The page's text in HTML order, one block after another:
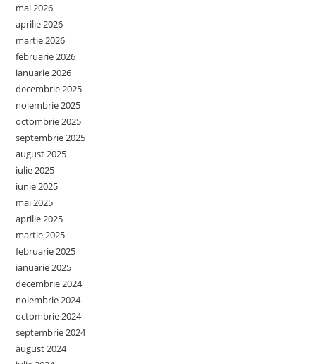
mai 2026
aprilie 2026
martie 2026
februarie 2026
ianuarie 2026
decembrie 2025
noiembrie 2025
octombrie 2025
septembrie 2025
august 2025
iulie 2025
iunie 2025
mai 2025
aprilie 2025
martie 2025
februarie 2025
ianuarie 2025
decembrie 2024
noiembrie 2024
octombrie 2024
septembrie 2024
august 2024